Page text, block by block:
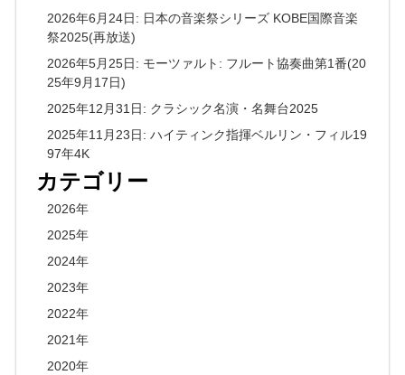
2026年6月24日: 日本の音楽祭シリーズ KOBE国際音楽
祭2025(再放送)
2026年5月25日: モーツァルト: フルート協奏曲第1番(20
25年9月17日)
2025年12月31日: クラシック名演・名舞台2025
2025年11月23日: ハイティンク指揮ベルリン・フィル19
97年4K
カテゴリー
2026年
2025年
2024年
2023年
2022年
2021年
2020年